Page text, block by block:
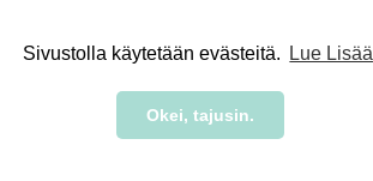
Sivustolla käytetään evästeitä. Lue Lisää
Okei, tajusin.